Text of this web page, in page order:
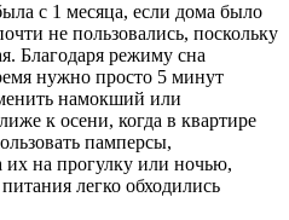
с 1 месяца, если дома было
не пользовались, поскольку
Благодаря режиму сна
нужно просто 5 минут
намокший или
к осени, когда в квартире
памперсы,
их на прогулку или ночью,
легко обходились